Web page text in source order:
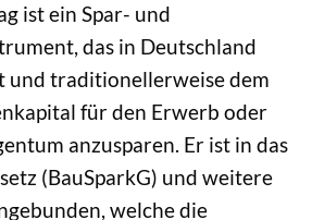
ist ein Spar- und
das in Deutschland
traditionellerweise dem
für den Erwerb oder
anzusparen. Er ist in das
(BauSparkG) und weitere
welche die